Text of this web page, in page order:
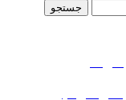
جستجو